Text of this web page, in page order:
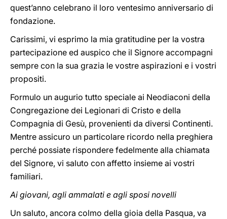
quest’anno celebrano il loro ventesimo anniversario di
fondazione.
Carissimi, vi esprimo la mia gratitudine per la vostra
partecipazione ed auspico che il Signore accompagni
sempre con la sua grazia le vostre aspirazioni e i vostri
propositi.
Formulo un augurio tutto speciale ai Neodiaconi della
Congregazione dei Legionari di Cristo e della
Compagnia di Gesù, provenienti da diversi Continenti.
Mentre assicuro un particolare ricordo nella preghiera
perché possiate rispondere fedelmente alla chiamata
del Signore, vi saluto con affetto insieme ai vostri
familiari.
Ai giovani, agli ammalati e agli sposi novelli
Un saluto, ancora colmo della gioia della Pasqua, va